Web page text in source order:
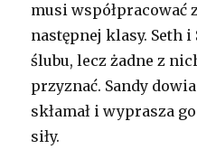
musi współpracować
następnej klasy. Seth
ślubu, lecz żadne z
przyznać. Sandy
skłamał i wyprasza
siły.